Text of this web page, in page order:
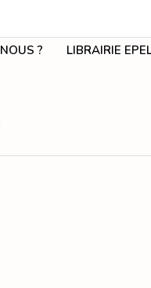
? LIBRAIRIE